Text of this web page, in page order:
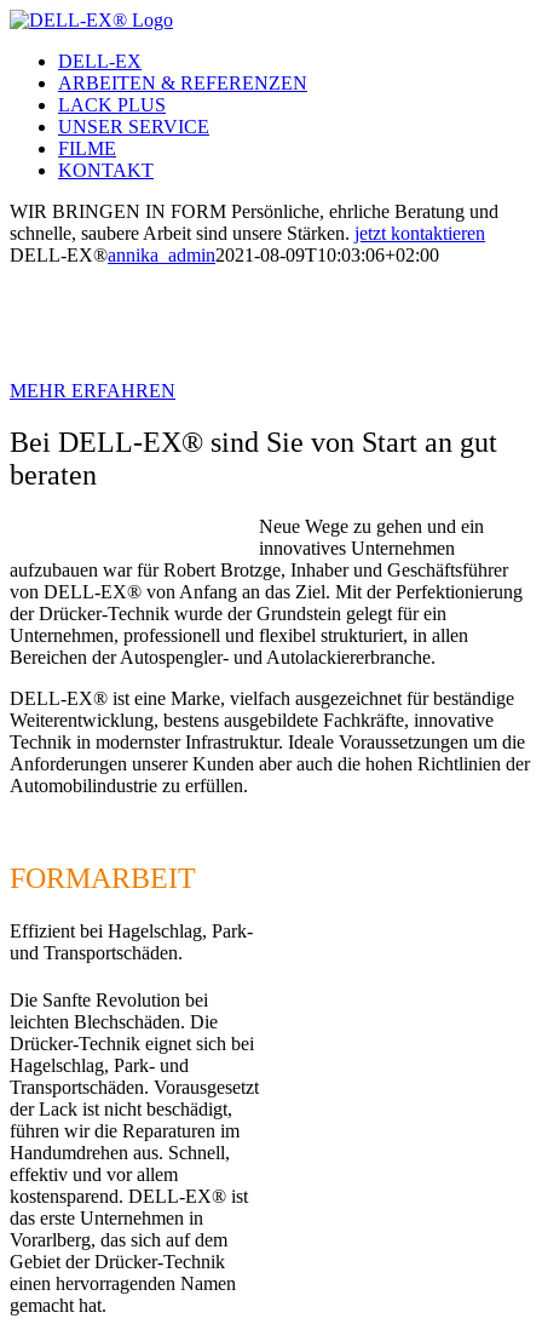
Zum
springenDELL-EX
ARBEITEN & REFERENZEN
LACK PLUS
UNSER SERVICE
FILME
KONTAKT
WIR BRINGEN IN FORM Persönliche, ehrliche Beratung und
schnelle, saubere Arbeit sind unsere Stärken. jetzt kontaktieren
DELL-EX®annika_admin2021-08-09T10:03:06+02:00
MEHR ERFAHREN
Bei DELL-EX® sind Sie von Start an gut
beraten
Neue Wege zu gehen und ein
innovatives Unternehmen
aufzubauen war für Robert Brotzge, Inhaber und Geschäftsführer
von DELL-EX® von Anfang an das Ziel. Mit der Perfektionierung
der Drücker-Technik wurde der Grundstein gelegt für ein
Unternehmen, professionell und flexibel strukturiert, in allen
Bereichen der Autospengler- und Autolackiererbranche.
DELL-EX® ist eine Marke, vielfach ausgezeichnet für beständige
Weiterentwicklung, bestens ausgebildete Fachkräfte, innovative
Technik in modernster Infrastruktur. Ideale Voraussetzungen um die
Anforderungen unserer Kunden aber auch die hohen Richtlinien der
Automobilindustrie zu erfüllen.
FORMARBEIT
Effizient bei Hagelschlag, Park-
und Transportschäden.
Die Sanfte Revolution bei
leichten Blechschäden. Die
Drücker-Technik eignet sich bei
Hagelschlag, Park- und
Transportschäden. Vorausgesetzt
der Lack ist nicht beschädigt,
führen wir die Reparaturen im
Handumdrehen aus. Schnell,
effektiv und vor allem
kostensparend. DELL-EX® ist
das erste Unternehmen in
Vorarlberg, das sich auf dem
Gebiet der Drücker-Technik
einen hervorragenden Namen
gemacht hat.